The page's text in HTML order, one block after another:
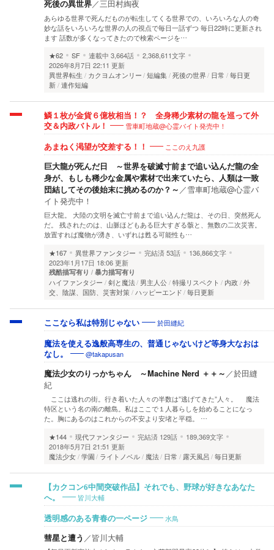
死後の異世界／三田村綯夜
あらゆる世界で死んだものが転生してくる世界での、いろいろな人の奇
妙な話をいろいろな世界の人の視点で毎日一話ずつ 毎日22時に更新され
ます 話数が多くなってきたので検索ページを…
★62
SF 連載中 3,664話
2,368,611文字
2026年8月7日 22:11 更新
異世界転生
カクヨムオンリー 短編集 死後の世界 日常
毎日更
新 連作短編
鱗１枚が金貨６億枚相当！？ 全身稀少素材の龍を巡って外
交＆内政バトル！
雪車町地蔵@心霊バイト発売中！
あまねく渇望が交差する！！ ここのえ九護
巨大龍が死んだ日 ～世界を破滅寸前まで追い込んだ龍の全
身が、もしも稀少な金属や素材で出来ていたら、人類は一致
団結してその後始末に挑めるのか？～ ／雪車町地蔵@心霊バ
イト発売中！
巨大龍。 大陸の文明を滅亡寸前まで追い込んだ龍は、その日、突然死ん
だ。 残されたのは、山脈ほどもある巨大すぎる骸と、無数の二次災害。
放置すれば魔物が湧き、いずれは甦る可能性も…
★167
異世界ファンタジー 完結済53話
136,866文字
2023年1月17日 18:06 更新
残酷描写有り 暴力描写有り
ハイファンタジー 剣と魔法 男主人公 特撮リスペクト 内政
外
交、陰謀、国防、災害対策 ハッピーエンド 毎日更新
ここなら私は特別じゃない 於田縫紀
魔法を使える逸般高専生の、普通じゃないけど等身大なおは
なし。
@takapusan
魔法少女のりっかちゃん ～Machine Nerd ＋＋～ ／於田縫
紀
ここは逃れの街。行き着いた人々の半数は”逃げてきた”人々。 魔法
特区という名の南の離島。私はここで１人暮らしを始めることになっ
た。胸にあるのはこれからの不安より安堵と平穏。 …
★144
現代ファンタジー 完結済 129話
189,369文字
2018年5月7日 21:51 更新
魔法少女 学園 ライトノベル 魔法 日常 露天風呂 毎日更新
【カクコン6中間突破作品】それでも、野球が好きなあなた
へ。
皆川大輔
透明感のある青春の一ページ 水鳥
彗星と遭う ／皆川大輔